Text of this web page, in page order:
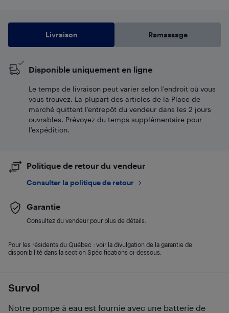
Survol
Notre pompe à eau est fournie avec une batterie de
Livraison Ramassage
Disponible uniquement en ligne
Le temps de livraison peut varier selon l'endroit où vous
vous trouvez. La plupart des articles de la Place de
marché quittent l’entrepôt du vendeur dans les 2 jours
ouvrables. Prévoyez du temps supplémentaire pour
l’expédition.
Politique de retour du vendeur
Consulter la politique de retour
Garantie
Consultez du vendeur pour plus de détails.
Pour les résidents du Québec : voir la divulgation de la garantie de
disponibilité dans la section Spécifications ci-dessous.